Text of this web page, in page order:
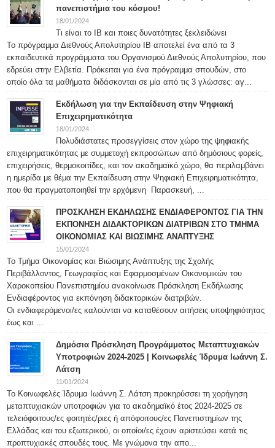
πανεπιστήμια του κόσμου!
18/01/2024
Τι είναι το IB και ποιες δυνατότητες ξεκλειδώνει
Το πρόγραμμα Διεθνούς Απολυτηρίου IB αποτελεί ένα από τα 3
εκπαιδευτικά προγράμματα του Οργανισμού Διεθνούς Απολυτηρίου, που
εδρεύει στην Ελβετία. Πρόκειται για ένα πρόγραμμα σπουδών, στο
οποίο όλα τα μαθήματα διδάσκονται σε μία από τις 3 γλώσσες: αγ...
Εκδήλωση για την Εκπαίδευση στην Ψηφιακή
Επιχειρηματικότητα
18/01/2024
Πολυδιάστατες προσεγγίσεις στον χώρο της ψηφιακής
επιχειρηματικότητας με συμμετοχή εκπροσώπων από δημόσιους φορείς,
επιχειρήσεις, θερμοκοιτίδες, και τον ακαδημαϊκό χώρο, θα περιλαμβάνει
η ημερίδα με θέμα την Εκπαίδευση στην Ψηφιακή Επιχειρηματικότητα,
που θα πραγματοποιηθεί την ερχόμενη Παρασκευή, ...
ΠΡΟΣΚΛΗΣΗ ΕΚΔΗΛΩΣΗΣ ΕΝΔΙΑΦΕΡΟΝΤΟΣ ΓΙΑ ΤΗΝ
ΕΚΠΟΝΗΣΗ ΔΙΔΑΚΤΟΡΙΚΩΝ ΔΙΑΤΡΙΒΩΝ ΣΤΟ ΤΜΗΜΑ
ΟΙΚΟΝΟΜΙΑΣ ΚΑΙ ΒΙΩΣΙΜΗΣ ΑΝΑΠΤΥΞΗΣ
15/01/2024
Το Τμήμα Οικονομίας και Βιώσιμης Ανάπτυξης της Σχολής
Περιβάλλοντος, Γεωγραφίας και Εφαρμοσμένων Οικονομικών του
Χαροκοπείου Πανεπιστημίου ανακοίνωσε Πρόσκληση Εκδήλωσης
Ενδιαφέροντος για εκπόνηση διδακτορικών διατριβών.
Οι ενδιαφερόμενοι/ες καλούνται να καταθέσουν αιτήσεις υποψηφιότητας
έως και ...
Δημόσια Πρόσκληση Προγράμματος Μεταπτυχιακών
Υποτροφιών 2024-2025 | Κοινωφελές Ίδρυμα Ιωάννη Σ.
Λάτση
11/01/2024
Το Κοινωφελές Ίδρυμα Ιωάννη Σ. Λάτση προκηρύσσει τη χορήγηση
μεταπτυχιακών υποτροφιών για το ακαδημαϊκό έτος 2024-2025 σε
τελειόφοιτους/ες φοιτητές/ριες ή απόφοιτους/ες Πανεπιστημίων της
Ελλάδας και του εξωτερικού, οι οποίοι/ες έχουν αριστεύσει κατά τις
προπτυχιακές σπουδές τους. Με γνώμονα την απο...